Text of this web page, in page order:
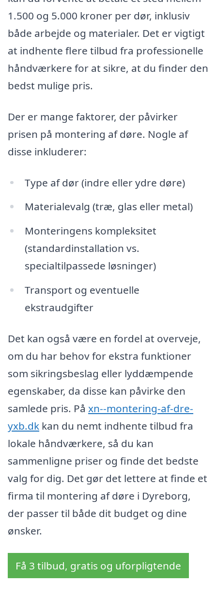
1.500 og 5.000 kroner per dør, inklusiv
både arbejde og materialer. Det er vigtigt
at indhente flere tilbud fra professionelle
håndværkere for at sikre, at du finder den
bedst mulige pris.
Der er mange faktorer, der påvirker
prisen på montering af døre. Nogle af
disse inkluderer:
Type af dør (indre eller ydre døre)
Materialevalg (træ, glas eller metal)
Monteringens kompleksitet
(standardinstallation vs.
specialtilpassede løsninger)
Transport og eventuelle
ekstraudgifter
Det kan også være en fordel at overveje,
om du har behov for ekstra funktioner
som sikringsbeslag eller lyddæmpende
egenskaber, da disse kan påvirke den
samlede pris. På xn--montering-af-dre-
yxb.dk kan du nemt indhente tilbud fra
lokale håndværkere, så du kan
sammenligne priser og finde det bedste
valg for dig. Det gør det lettere at finde et
firma til montering af døre i Dyreborg,
der passer til både dit budget og dine
ønsker.
Få 3 tilbud, gratis og uforpligtende